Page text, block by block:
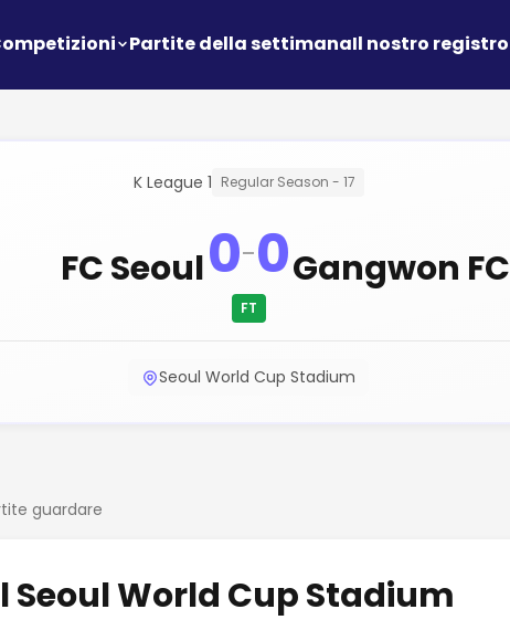
Partite della settimanaIl nostro registro
K League 1 Regular Season - 17
FC Seoul0-0
FT
Gangwon FC
Seoul World Cup Stadium
guardare
World Cup Stadium